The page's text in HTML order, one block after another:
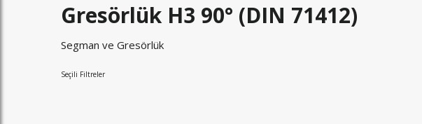
Gresörlük H3 90° (DIN 71412)
Segman ve Gresörlük
Seçili Filtreler